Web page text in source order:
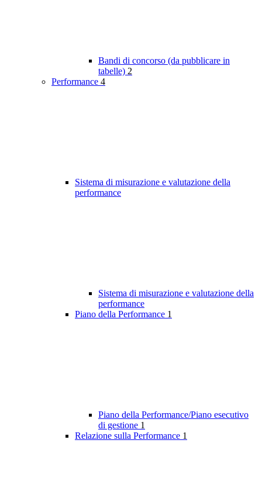
Bandi di concorso (da pubblicare in
tabelle) 2
Performance 4
Sistema di misurazione e valutazione della
performance
Sistema di misurazione e valutazione della
performance
Piano della Performance 1
Piano della Performance/Piano esecutivo
di gestione 1
Relazione sulla Performance 1